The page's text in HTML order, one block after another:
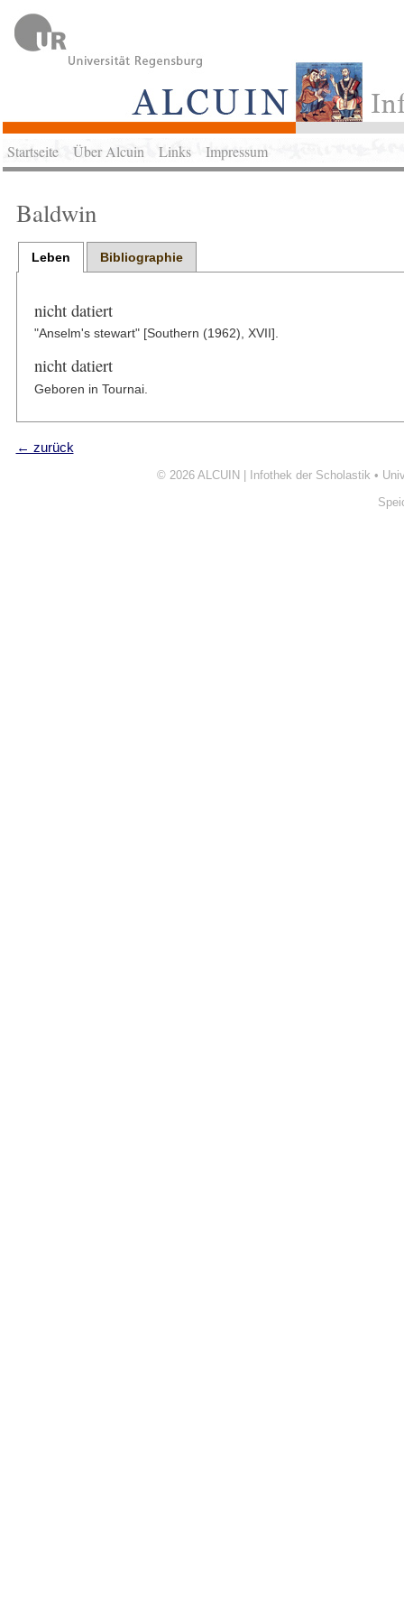
Startseite Über Alcuin Links Impressum
Baldwin
Leben Bibliographie
nicht datiert
"Anselm's stewart" [Southern (1962), XVII].
nicht datiert
Geboren in Tournai.
← zurück
© 2026 ALCUIN | Infothek der Scholastik •